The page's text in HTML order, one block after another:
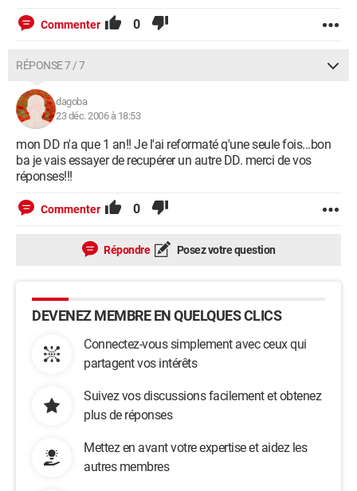
Commenter 0
RÉPONSE 7 / 7
dagoba
23 déc. 2006 à 18:53
mon DD n'a que 1 an!! Je l'ai reformaté q'une seule fois...bon
ba je vais essayer de recupérer un autre DD. merci de vos
réponses!!!
Commenter 0
Répondre Posez votre question
DEVENEZ MEMBRE EN QUELQUES CLICS
Connectez-vous simplement avec ceux qui
partagent vos intérêts
Suivez vos discussions facilement et obtenez
plus de réponses
Mettez en avant votre expertise et aidez les
autres membres